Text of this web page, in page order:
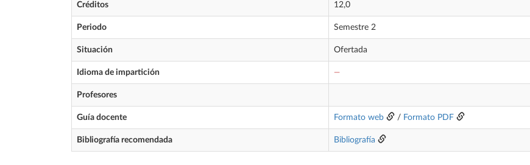
Créditos 12,0
Periodo Semestre 2
Situación Ofertada
Idioma de impartición —
Profesores
Guía docente Formato web / Formato PDF
Bibliografía recomendada Bibliografía